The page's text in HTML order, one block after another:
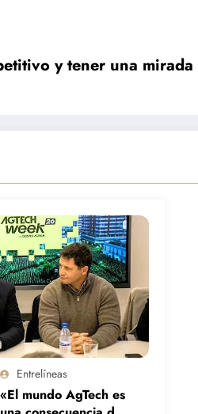
y tener una mirada
Entrelíneas
«El mundo AgTech es